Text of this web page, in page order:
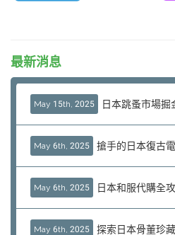
最新消息
May 15th, 2025
May 6th, 2025
May 6th, 2025
May 6th, 2025